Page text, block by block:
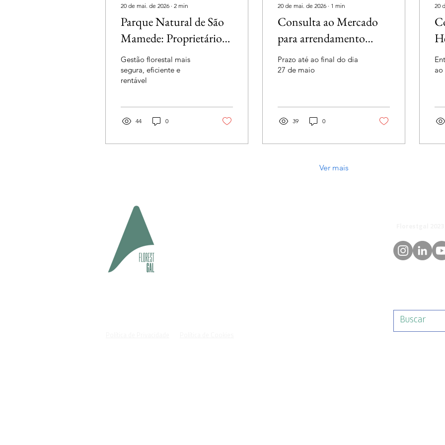
20 de mai. de 2026 ∙ 2 min
Parque Natural de São
Mamede: Proprietários
aderem à gestão florestal
integrada no Vale
Lourenço
Gestão florestal mais
segura, eficiente e
rentável
44 0
20 de mai. de 2026 ∙ 1 min
Consulta ao Mercado
para arrendamento
agrícola
Prazo até ao final do dia
27 de maio
39 0
20
Ver mais